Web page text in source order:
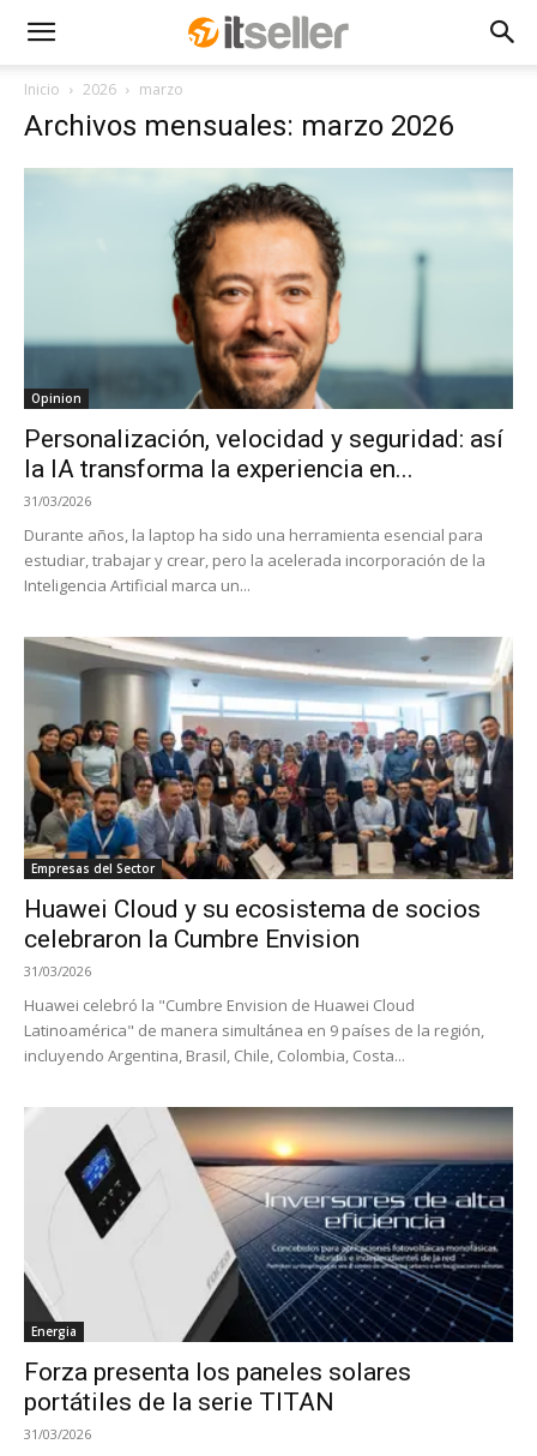
Inicio 2026 marzo
Archivos mensuales: marzo 2026
Opinion
Personalización, velocidad y seguridad: así
la IA transforma la experiencia en...
31/03/2026
Durante años, la laptop ha sido una herramienta esencial para
estudiar, trabajar y crear, pero la acelerada incorporación de la
Inteligencia Artificial marca un...
Empresas del Sector
Huawei Cloud y su ecosistema de socios
celebraron la Cumbre Envision
31/03/2026
Huawei celebró la "Cumbre Envision de Huawei Cloud
Latinoamérica" de manera simultánea en 9 países de la región,
incluyendo Argentina, Brasil, Chile, Colombia, Costa...
Energia
Forza presenta los paneles solares
portátiles de la serie TITAN
31/03/2026